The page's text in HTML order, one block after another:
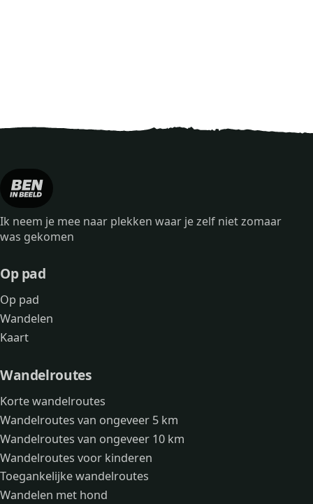
Ik neem je mee naar plekken waar je zelf niet zomaar
was gekomen
Op pad
Op pad
Wandelen
Kaart
Wandelroutes
Korte wandelroutes
Wandelroutes van ongeveer 5 km
Wandelroutes van ongeveer 10 km
Wandelroutes voor kinderen
Toegankelijke wandelroutes
Wandelen met hond